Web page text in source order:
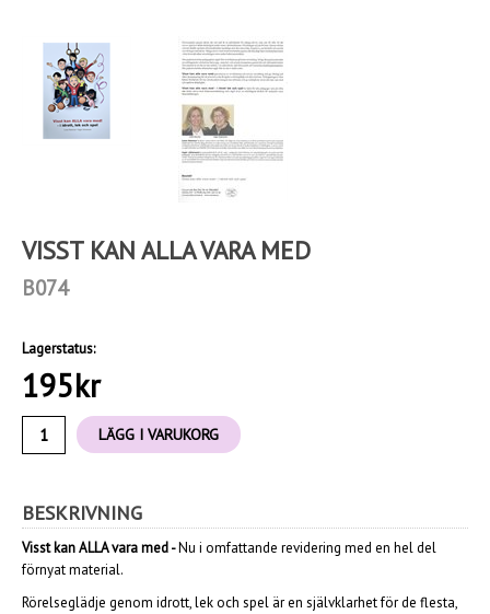
VISST KAN ALLA VARA MED
B074
Lagerstatus:
195kr
LÄGG I VARUKORG
BESKRIVNING
Visst kan ALLA vara med -Nu i omfattande revidering med en hel del
förnyat material.
Rörelseglädje genom idrott, lek och spel är en självklarhet för de flesta,